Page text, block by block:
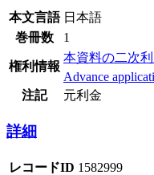
本文言語 日本語
巻冊数
1
権利情報
本資料の二次
Advance
注記
元利金
詳細
レコードID 1582999